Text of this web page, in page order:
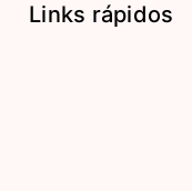
Links rápidos